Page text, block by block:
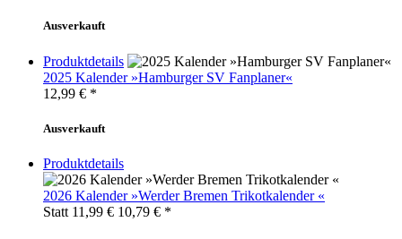
Ausverkauft
Produktdetails
2025 Kalender »Hamburger SV Fanplaner«
12,99 € *
Ausverkauft
Produktdetails
2026 Kalender »Werder Bremen Trikotkalender «
Statt 11,99 € 10,79 € *